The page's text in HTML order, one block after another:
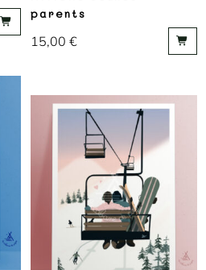
parents
15,00€